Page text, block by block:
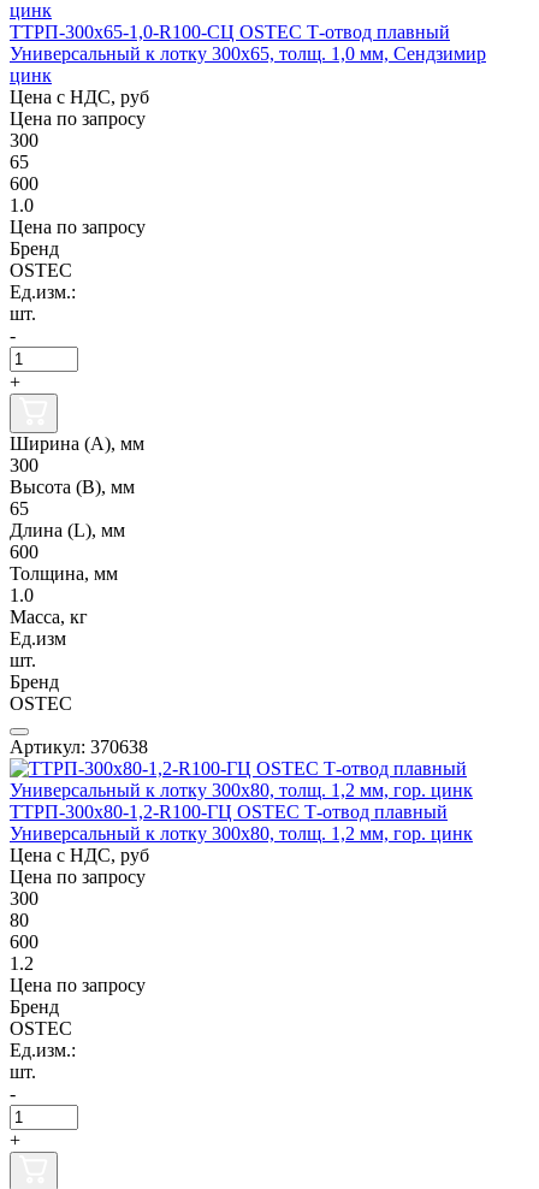
ТТРП-300х65-1,0-R100-СЦ OSTEC Т-отвод плавный
Универсальный к лотку 300х65, толщ. 1,0 мм, Сендзимир
цинк
Цена с НДС, руб
Цена по запросу
300
65
600
1.0
Цена по запросу
Бренд
OSTEC
Ед.изм.:
шт.
-
+
Ширина (А), мм
300
Высота (В), мм
65
Длина (L), мм
600
Толщина, мм
1.0
Масса, кг
Ед.изм
шт.
Бренд
OSTEC
Артикул: 370638
ТТРП-300х80-1,2-R100-ГЦ OSTEC Т-отвод плавный
Универсальный к лотку 300х80, толщ. 1,2 мм, гор. цинк
Цена с НДС, руб
Цена по запросу
300
80
600
1.2
Цена по запросу
Бренд
OSTEC
Ед.изм.:
шт.
-
+